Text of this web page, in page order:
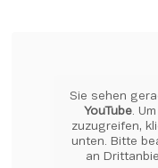
YouTube .
zuzugreifen,
unten. Bitte
an